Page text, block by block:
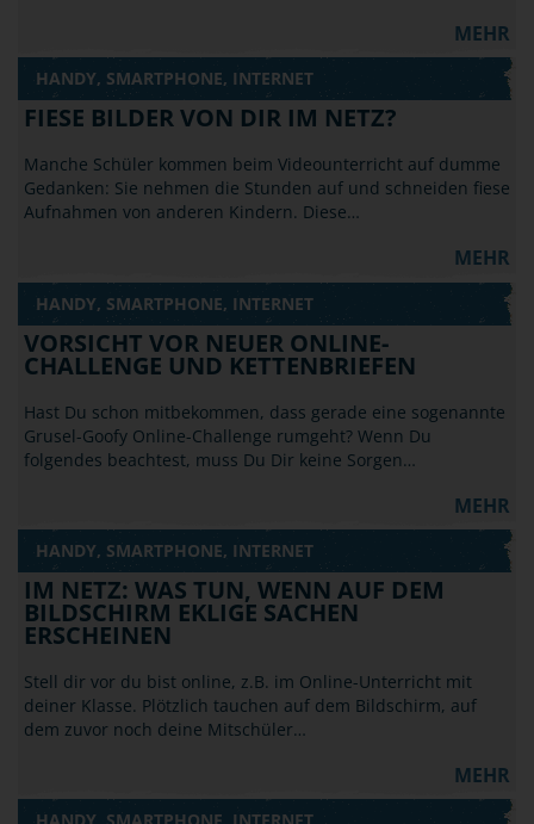
MEHR
HANDY, SMARTPHONE, INTERNET
FIESE BILDER VON DIR IM NETZ?
Manche Schüler kommen beim Videounterricht auf dumme
Gedanken: Sie nehmen die Stunden auf und schneiden fiese
Aufnahmen von anderen Kindern. Diese…
MEHR
HANDY, SMARTPHONE, INTERNET
VORSICHT VOR NEUER ONLINE-
CHALLENGE UND KETTENBRIEFEN
Hast Du schon mitbekommen, dass gerade eine sogenannte
Grusel-Goofy Online-Challenge rumgeht? Wenn Du
folgendes beachtest, muss Du Dir keine Sorgen…
MEHR
HANDY, SMARTPHONE, INTERNET
IM NETZ: WAS TUN, WENN AUF DEM
BILDSCHIRM EKLIGE SACHEN
ERSCHEINEN
Stell dir vor du bist online, z.B. im Online-Unterricht mit
deiner Klasse. Plötzlich tauchen auf dem Bildschirm, auf
dem zuvor noch deine Mitschüler…
MEHR